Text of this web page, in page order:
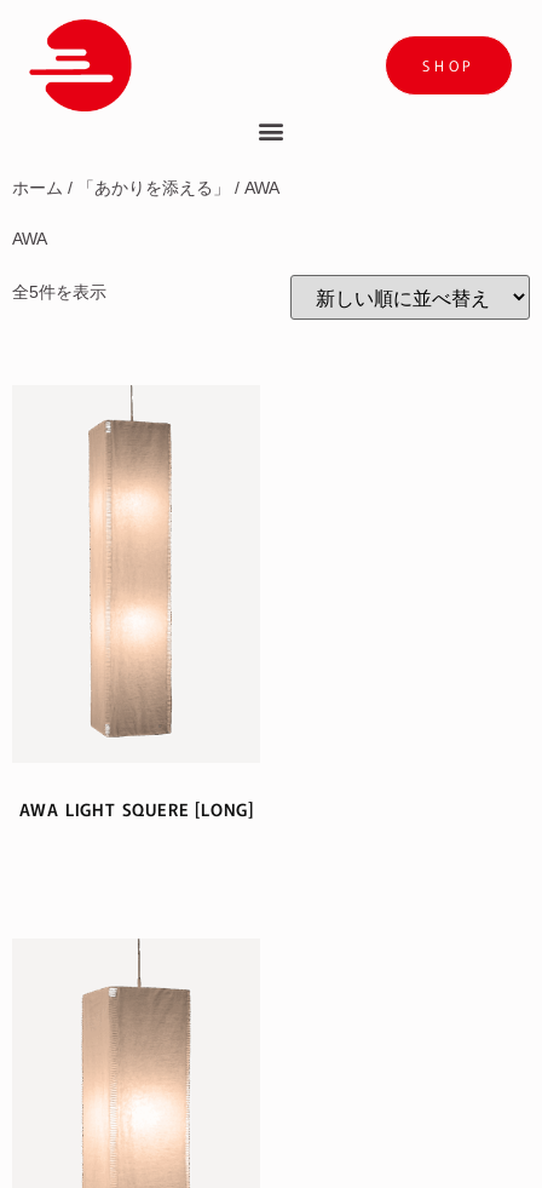
SHOP
ホーム / 「あかりを添える」 / AWA
AWA
全5件を表示
AWA LIGHT SQUERE [LONG]